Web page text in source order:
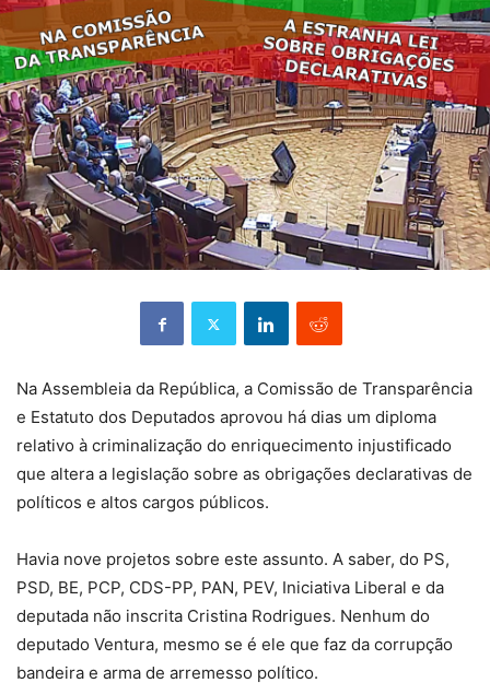
Na Assembleia da República, a Comissão de Transparência
e Estatuto dos Deputados aprovou há dias um diploma
relativo à criminalização do enriquecimento injustificado
que altera a legislação sobre as obrigações declarativas de
políticos e altos cargos públicos.
Havia nove projetos sobre este assunto. A saber, do PS,
PSD, BE, PCP, CDS-PP, PAN, PEV, Iniciativa Liberal e da
deputada não inscrita Cristina Rodrigues. Nenhum do
deputado Ventura, mesmo se é ele que faz da corrupção
bandeira e arma de arremesso político.